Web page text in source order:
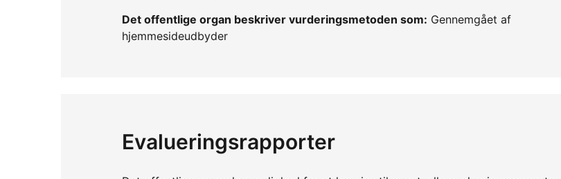
Det offentlige organ beskriver vurderingsmetoden som: Gennemgået af
hjemmesideudbyder
Evalueringsrapporter